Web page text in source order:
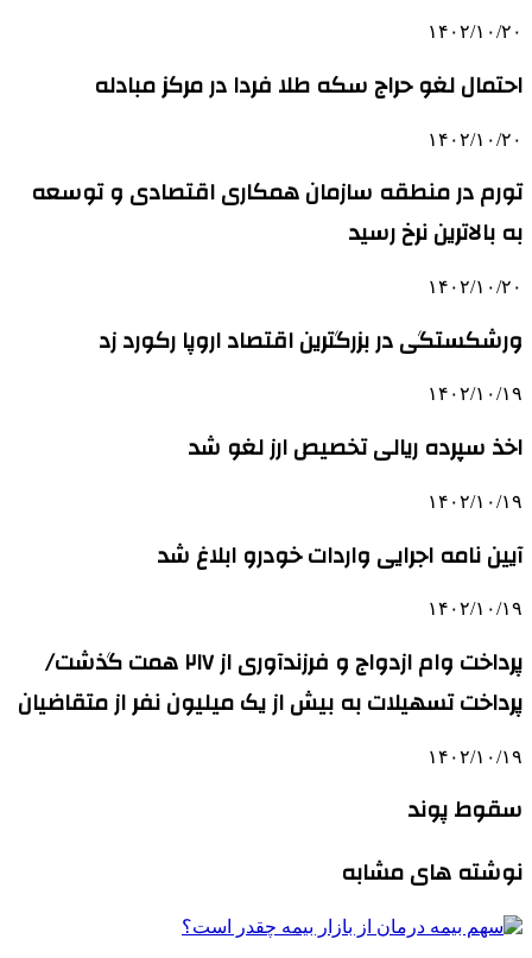
۱۴۰۲/۱۰/۲۰
احتمال لغو حراج سکه طلا فردا در مرکز مبادله
۱۴۰۲/۱۰/۲۰
تورم در منطقه سازمان همکاری اقتصادی و توسعه
به بالاترین نرخ رسید
۱۴۰۲/۱۰/۲۰
ورشکستگی در بزرگترین اقتصاد اروپا رکورد زد
۱۴۰۲/۱۰/۱۹
اخذ سپرده ریالی تخصیص ارز لغو شد
۱۴۰۲/۱۰/۱۹
آیین نامه اجرایی واردات خودرو ابلاغ شد
۱۴۰۲/۱۰/۱۹
پرداخت وام ازدواج و فرزندآوری از ۲۱۷ همت گذشت/
پرداخت تسهیلات به بیش از یک میلیون نفر از متقاضیان
۱۴۰۲/۱۰/۱۹
سقوط پوند
نوشته های مشابه